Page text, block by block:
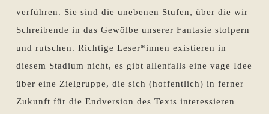
verführen. Sie sind die unebenen Stufen, über die wir
Schreibende in das Gewölbe unserer Fantasie stolpern
und rutschen. Richtige Leser*innen existieren in
diesem Stadium nicht, es gibt allenfalls eine vage Idee
über eine Zielgruppe, die sich (hoffentlich) in ferner
Zukunft für die Endversion des Texts interessieren